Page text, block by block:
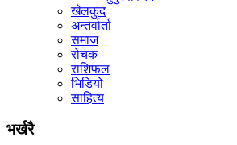
खेलकुद
अन्तर्वार्ता
समाज
रोचक
राशिफल
भिडियो
साहित्य
भर्खरै